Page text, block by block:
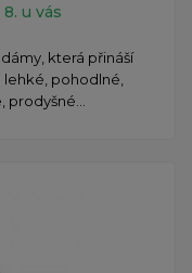
u vás
která přináší
pohodlné,